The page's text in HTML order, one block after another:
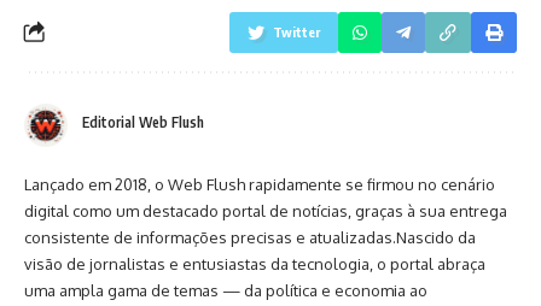
Twitter
Editorial Web Flush
Lançado em 2018, o Web Flush rapidamente se firmou no cenário
digital como um destacado portal de notícias, graças à sua entrega
consistente de informações precisas e atualizadas.Nascido da
visão de jornalistas e entusiastas da tecnologia, o portal abraça
uma ampla gama de temas — da política e economia ao